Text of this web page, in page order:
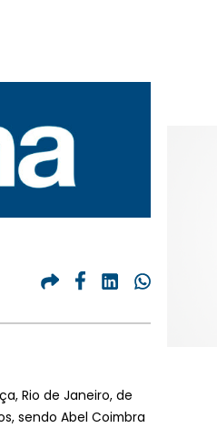
Rio de Janeiro, de
sendo Abel Coimbra